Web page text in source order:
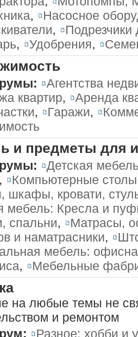
,
Насосное
,
Подрезчики
, Удобрения,
Агентства
квартир,
Аренда
, Гаражи,
и предметы для
Детская
, Компьютерные столы
шкафы, кровати,
мебель: Кресла и
спальни,
Матрасы,
и наматрасники,
мебель:
, Мебельные
на любые темы не
и ремонтом
Разное: хобби и